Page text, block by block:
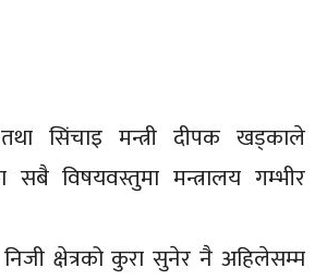
सिंचाइ मन्त्री दीपक खड्काले
सबै विषयवस्तुमा मन्त्रालय गम्भीर
क्षेत्रको कुरा सुनेर नै अहिलेसम्म